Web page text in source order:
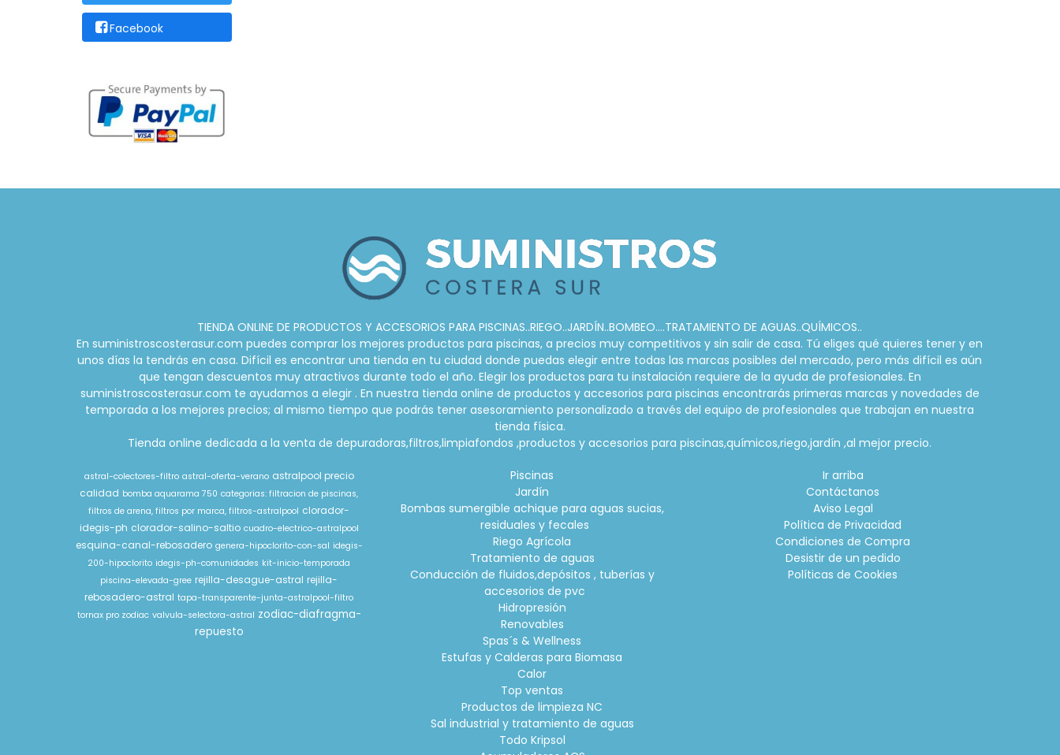
Facebook
TIENDA ONLINE DE PRODUCTOS Y ACCESORIOS PARA PISCINAS..RIEGO..JARDÍN..BOMBEO....TRATAMIENTO DE AGUAS..QUÍMICOS..
En suministroscosterasur.com puedes comprar los mejores productos para piscinas, a precios muy competitivos y sin salir de casa. Tú eliges qué quieres tener y en
unos días la tendrás en casa. Difícil es encontrar una tienda en tu ciudad donde puedas elegir entre todas las marcas posibles del mercado, pero más difícil es aún
que tengan descuentos muy atractivos durante todo el año. Elegir los productos para tu instalación requiere de la ayuda de profesionales. En
suministroscosterasur.com te ayudamos a elegir . En nuestra tienda online de productos y accesorios para piscinas encontrarás primeras marcas y novedades de
temporada a los mejores precios; al mismo tiempo que podrás tener asesoramiento personalizado a través del equipo de profesionales que trabajan en nuestra
tienda física.
Tienda online dedicada a la venta de depuradoras,filtros,limpiafondos ,productos y accesorios para piscinas,químicos,riego,jardín ,al mejor precio.
astral-colectores-filtro astral-oferta-verano astralpool precio
calidad bomba aquarama 750 categorias: filtracion de piscinas,
filtros de arena, filtros por marca, filtros-astralpool clorador-
idegis-ph clorador-salino-saltio cuadro-electrico-astralpool
esquina-canal-rebosadero genera-hipoclorito-con-sal idegis-
200-hipoclorito idegis-ph-comunidades kit-inicio-temporada
piscina-elevada-gree rejilla-desague-astral rejilla-
rebosadero-astral tapa-transparente-junta-astralpool-filtro
tornax pro zodiac valvula-selectora-astral zodiac-diafragma-
repuesto
Piscinas
Jardín
Bombas sumergible achique para aguas sucias,
residuales y fecales
Riego Agrícola
Tratamiento de aguas
Conducción de fluidos,depósitos , tuberías y
accesorios de pvc
Hidropresión
Renovables
Spas´s & Wellness
Estufas y Calderas para Biomasa
Calor
Top ventas
Productos de limpieza NC
Sal industrial y tratamiento de aguas
Todo Kripsol
Ir arriba
Contáctanos
Aviso Legal
Política de Privacidad
Condiciones de Compra
Desistir de un pedido
Políticas de Cookies